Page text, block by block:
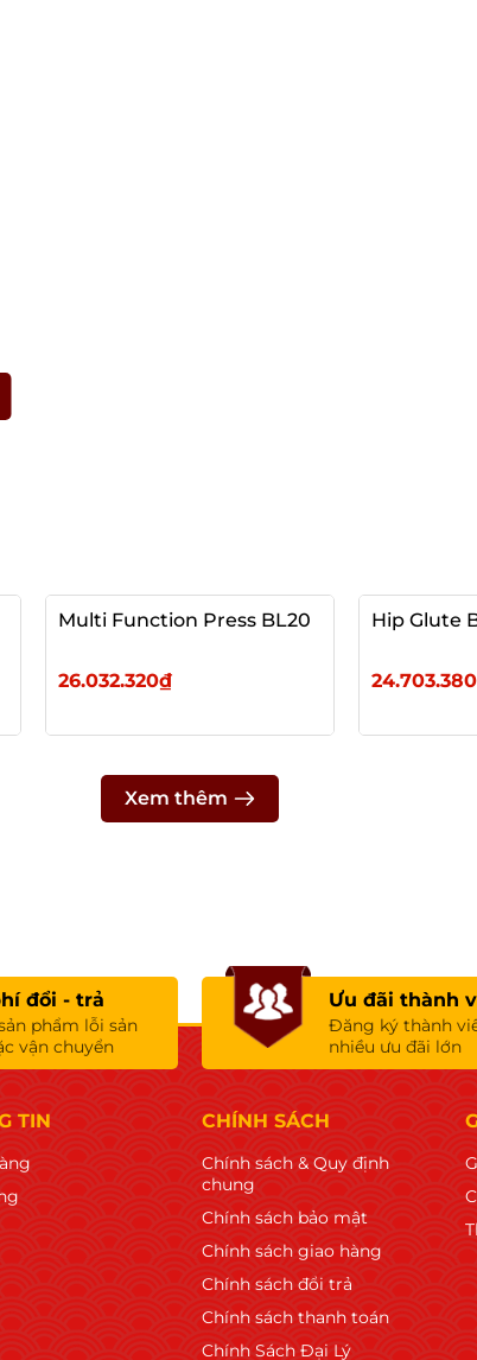
Multi Function Press BL20
26.032.320₫
Hip Glute
Xem thêm
đổi - trả
phẩm lỗi sản
vận chuyển
Ưu đãi thành
Đăng ký thành
nhiều ưu đãi lớn
TIN CHÍNH SÁCH
Chính sách & Quy định
chung
Chính sách bảo mật
Chính sách giao hàng
Chính sách đổi trả
Chính sách thanh toán
Chính Sách Đại Lý